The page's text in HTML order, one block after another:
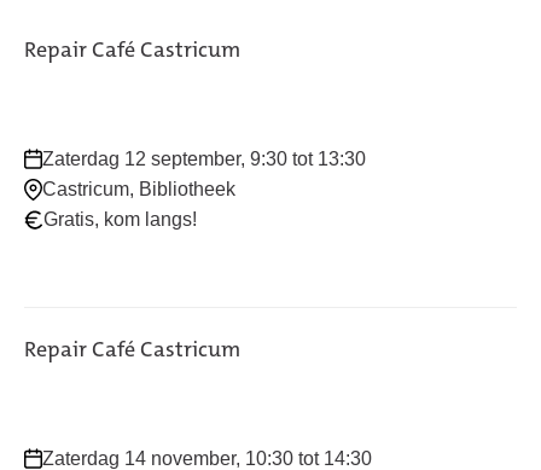
Repair Café Castricum
Waar
en
wanneer:
Zaterdag 12 september, 9:30 tot 13:30
Castricum, Bibliotheek
Gratis, kom langs!
Repair Café Castricum
Waar
Zaterdag 14 november, 10:30 tot 14:30